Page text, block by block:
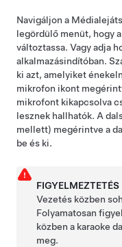
Navigáljon a
legördülő menüt, hogy
változtassa. Vagy adja
alkalmazásindítóban.
ki azt, amelyiket
mikrofon ikont
mikrofont kikapcsolva
lesznek hallhatók. A
mellett) megérintve a
be és ki.
FIGYELMEZTETÉS
Vezetés közben
Folyamatosan
közben a karaoke
meg.